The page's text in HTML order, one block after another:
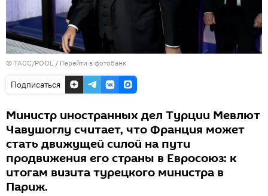
© ТАСС/POOL / Перейти в фотобанк
Подписаться
Министр иностранных дел Турции Мевлют
Чавушоглу считает, что Франция может
стать движущей силой на пути
продвижения его страны в Евросоюз: к
итогам визита турецкого министра в
Париж.